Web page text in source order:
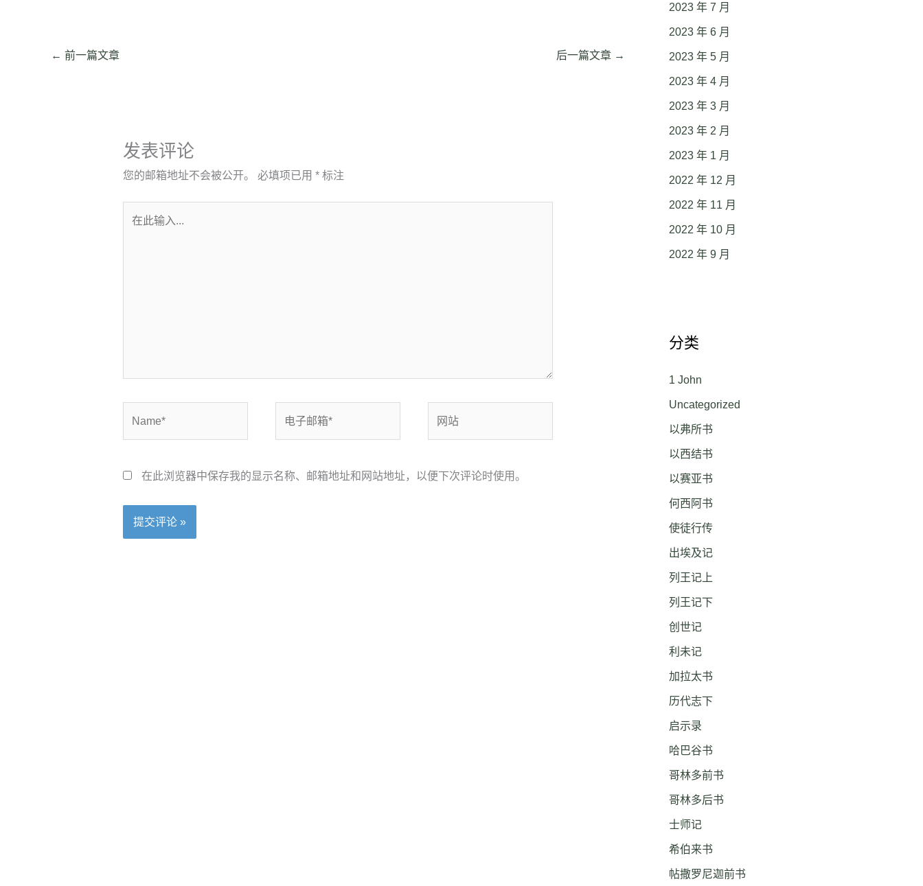
← 前一篇文章 后一篇文章 →
发表评论
您的邮箱地址不会被公开。 必填项已用 *标注
箱
在此浏览器中保存我的显示名称、邮箱地址和网站地址，以便下次评论时使用。
2023 年 7 月
2023 年 6 月
2023 年 5 月
2023 年 4 月
2023 年 3 月
2023 年 2 月
2023 年 1 月
2022 年 12 月
2022 年 11 月
2022 年 10 月
2022 年 9 月
分类
1 John
Uncategorized
以弗所书
以西结书
以赛亚书
何西阿书
使徒行传
出埃及记
列王记上
列王记下
创世记
利未记
加拉太书
历代志下
启示录
哈巴谷书
哥林多前书
哥林多后书
士师记
希伯来书
帖撒罗尼迦前书